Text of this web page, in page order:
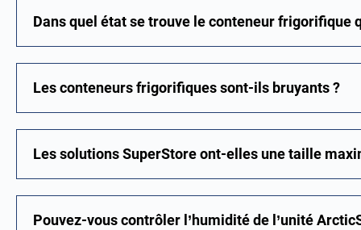
Dans quel état se trouve le conteneur frigorifique
Les conteneurs frigorifiques sont-ils bruyants ?
Les solutions SuperStore ont-elles une taille
Pouvez-vous contrôler l’humidité de l’unité